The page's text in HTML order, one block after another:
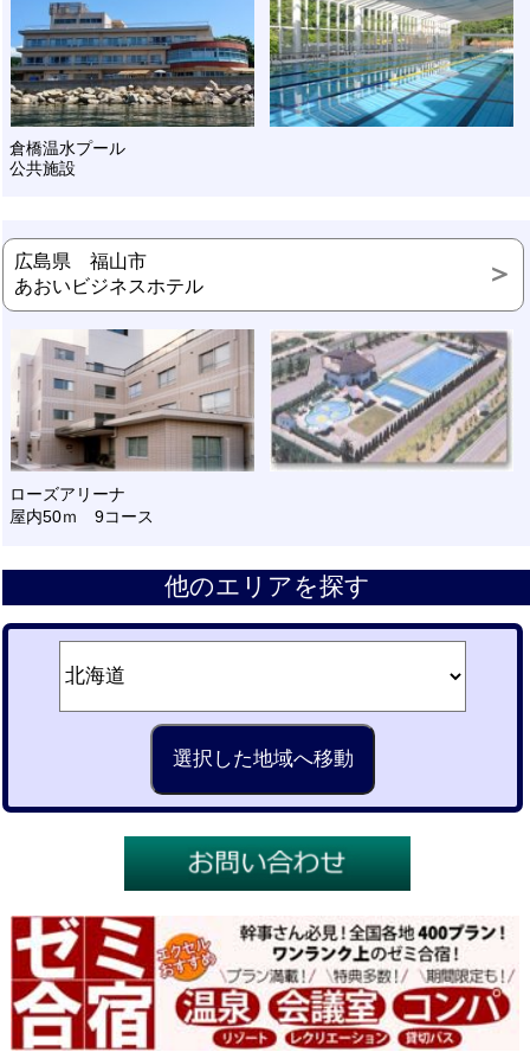
倉橋温水プール
公共施設
広島県 福山市
あおいビジネスホテル
ローズアリーナ
屋内50ｍ 9コース
他のエリアを探す